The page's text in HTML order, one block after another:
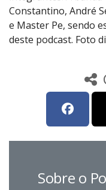
Constantino, André
e Master Pe, sendo
deste podcast. Foto
Sobre o